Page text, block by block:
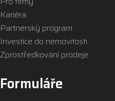
Kariéra
Partnerský program
Investice do nemovitosti
Zprostředkování prodeje
Formuláře